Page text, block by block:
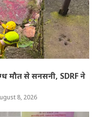
मौत से सनसनी, SDRF ने
8, 2026